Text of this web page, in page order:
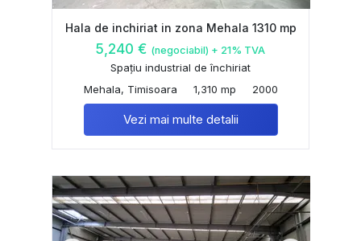
Hala de inchiriat in zona Mehala 1310 mp
5,240 € (negociabil) + 21% TVA
Spațiu industrial de închiriat
Mehala, Timisoara
1,310 mp 2000
Vezi mai multe detalii